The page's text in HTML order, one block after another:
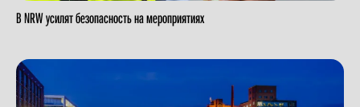
В NRW усилят безопасность на мероприятиях